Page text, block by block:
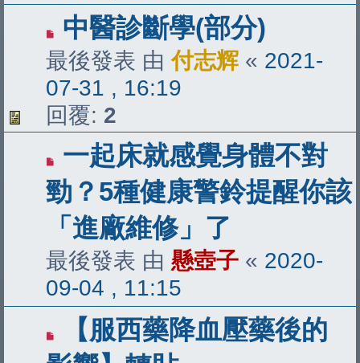
中醫診斷學(部分)
最後發表 由付志辉 « 2021-
07-31 , 16:19
回覆: 2
一起床就感覺身體不對
勁？5種健康警鈴提醒你該
「進廠維修」了
最後發表 由 懸壺子 « 2020-
09-04 , 11:15
【服西藥降血壓藥後的